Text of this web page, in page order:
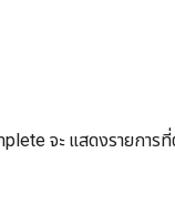
จะ แสดงรายก